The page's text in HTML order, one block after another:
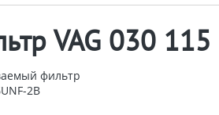
VAG 030
фильтр
2B